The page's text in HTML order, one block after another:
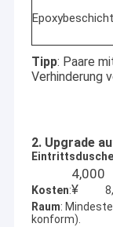
Tipp: Paare
Verhinderung
2. Upgrade
Kosten:
4,000
¥
Raum:
konform).